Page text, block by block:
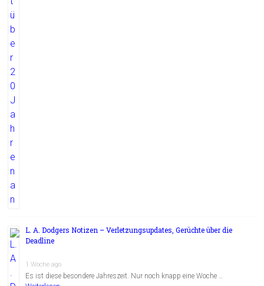
L. A. Dodgers Notizen – Verletzungsupdates, Gerüchte über die
Deadline
1 Woche ago
Es ist diese besondere Jahreszeit. Nur noch knapp eine Woche …